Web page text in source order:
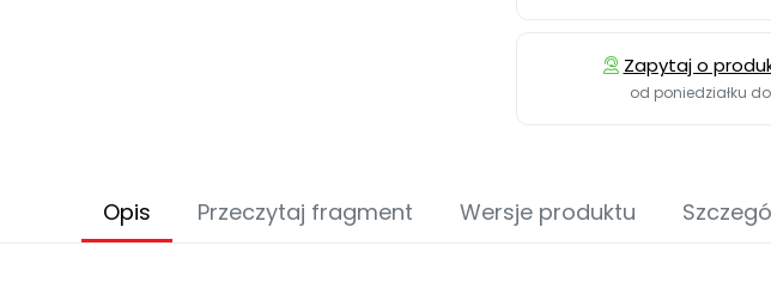
Zapytaj o
od poniedziałku
Opis Przeczytaj fragment Wersje produktu